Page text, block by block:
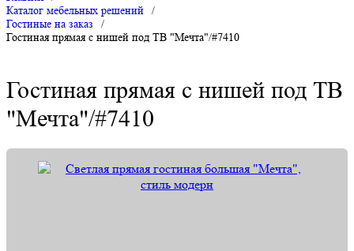
Каталог мебельных решений
/
Гостиные на заказ
/
Гостиная прямая с нишей под ТВ "Мечта"/#7410
Гостиная прямая с нишей под ТВ
"Мечта"/#7410